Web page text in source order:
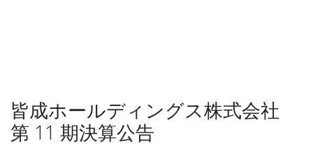
皆成ホールディングス株式会社
第 11 期決算公告